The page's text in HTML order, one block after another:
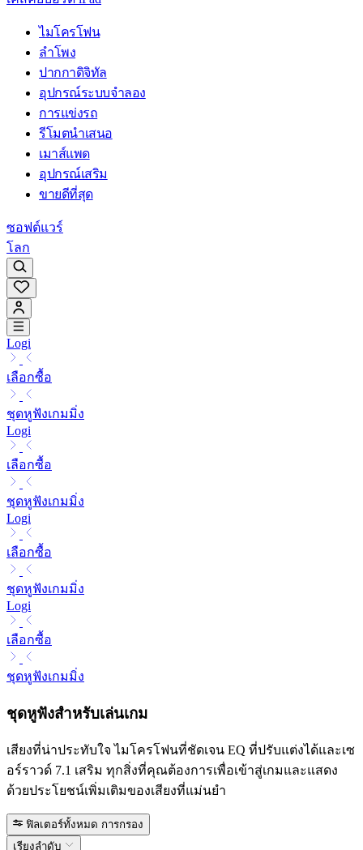
ไมโครโฟน
ลำโพง
ปากกาดิจิทัล
อุปกรณ์ระบบจำลอง
การแข่งรถ
รีโมตนำเสนอ
เมาส์แพด
อุปกรณ์เสริม
ขายดีที่สุด
ซอฟต์แวร์
โลก
Logi
เลือกซื้อ
ชุดหูฟังเกมมิ่ง
Logi
เลือกซื้อ
ชุดหูฟังเกมมิ่ง
Logi
เลือกซื้อ
ชุดหูฟังเกมมิ่ง
Logi
เลือกซื้อ
ชุดหูฟังเกมมิ่ง
ชุดหูฟังสำหรับเล่นเกม
เสียงที่น่าประทับใจ ไมโครโฟนที่ชัดเจน EQ ที่ปรับแต่งได้และเซ
อร์ราวด์ 7.1 เสริม ทุกสิ่งที่คุณต้องการเพื่อเข้าสู่เกมและแสดง
ด้วยประโยชน์เพิ่มเติมของเสียงที่แม่นยำ
ฟิลเตอร์ทั้งหมด การกรอง
เรียงลำดับ